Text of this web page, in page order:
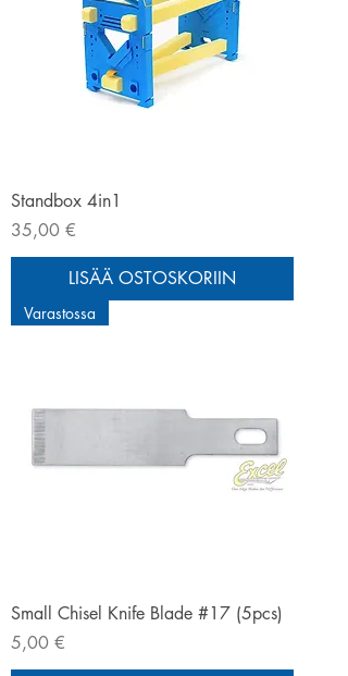
Standbox 4in1
Hinta
35,00 €
LISÄÄ OSTOSKORIIN
Varastossa
Small Chisel Knife Blade #17 (5pcs)
Hinta
5,00 €